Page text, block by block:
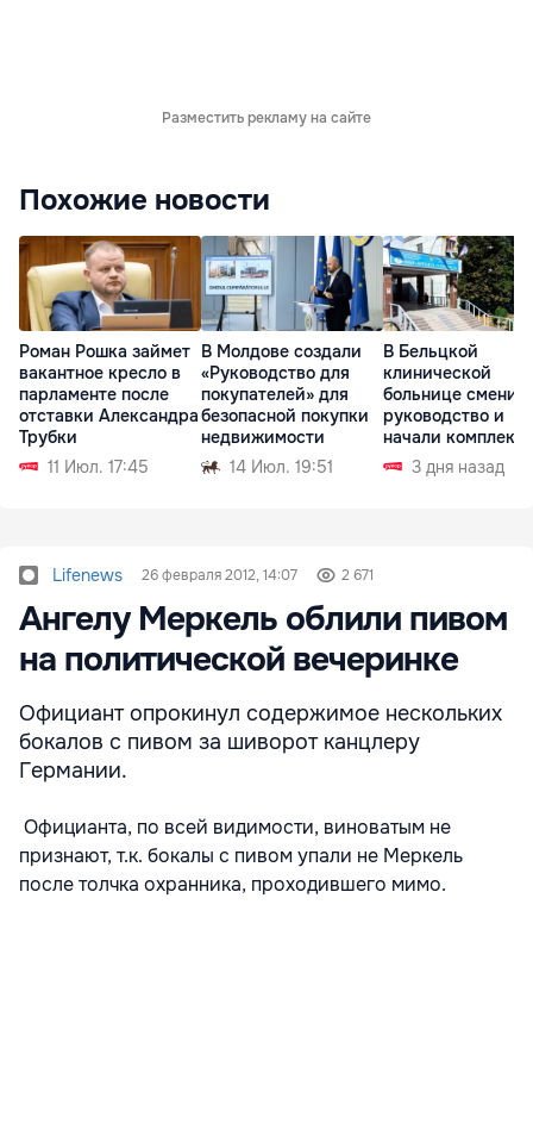
Разместить рекламу на сайте
Похожие новости
Роман Рошка займет
вакантное кресло в
парламенте после
отставки Александра
Трубки
11 Июл. 17:45
В Молдове создали
«Руководство для
покупателей» для
безопасной покупки
недвижимости
14 Июл. 19:51
В Бельцкой
клинической
больнице
руководство и
начали
проверку
3 дня назад
Lifenews 26 февраля 2012, 14:07 2 671
Ангелу Меркель облили пивом
на политической вечеринке
Официант опрокинул содержимое нескольких
бокалов с пивом за шиворот канцлеру
Германии.
Официанта, по всей видимости, виноватым не
признают, т.к. бокалы с пивом упали не Меркель
после толчка охранника, проходившего мимо.